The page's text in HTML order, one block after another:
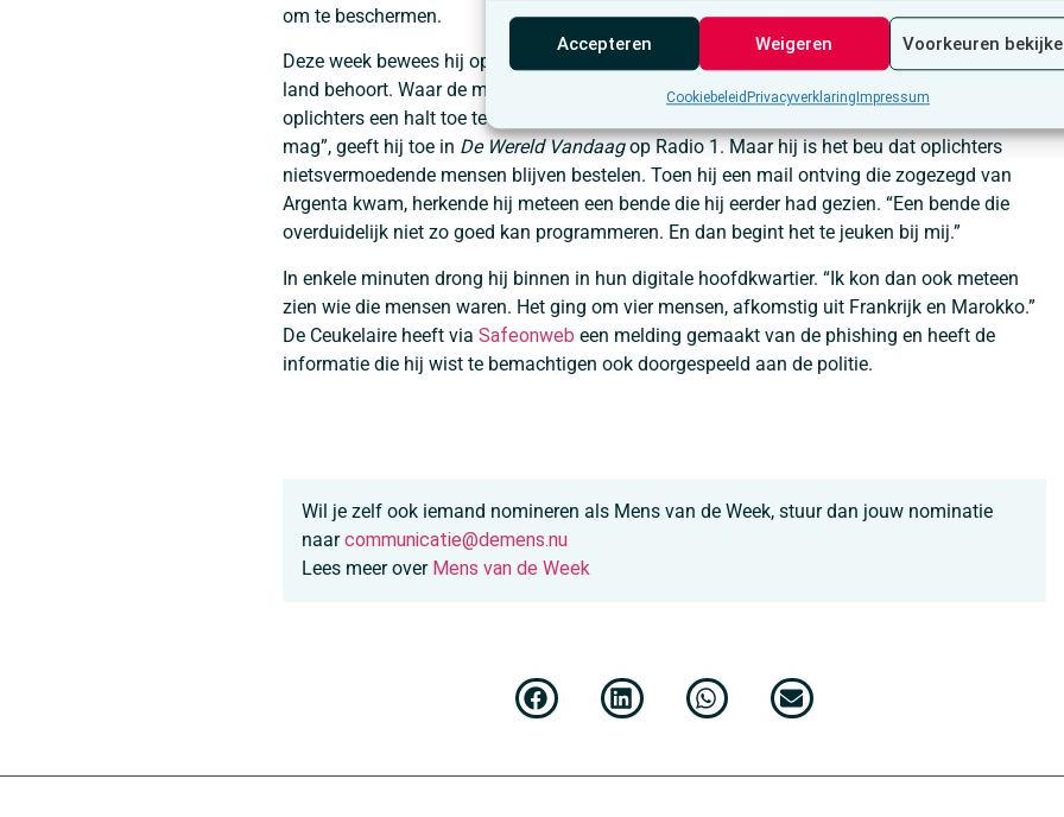
Accepteren Weigeren Voorkeuren
Cookiebeleid Privacyverklaring Impressum
om te beschermen.
Deze week bewees hij opnieuw waarom hij tot de meest gedreven ethische hackers van ons
land behoort. Waar de meesten een phishingmail wegklikken, zag hij een kans om
oplichters een halt toe te roepen. “Wat ik gedaan heb, is eigenlijk op het randje van wat
mag”, geeft hij toe in De Wereld Vandaagop Radio 1. Maar hij is het beu dat oplichters
nietsvermoedende mensen blijven bestelen. Toen hij een mail ontving die zogezegd van
Argenta kwam, herkende hij meteen een bende die hij eerder had gezien. “Een bende die
overduidelijk niet zo goed kan programmeren. En dan begint het te jeuken bij mij.”
In enkele minuten drong hij binnen in hun digitale hoofdkwartier. “Ik kon dan ook meteen
zien wie die mensen waren. Het ging om vier mensen, afkomstig uit Frankrijk en Marokko.”
De Ceukelaire heeft via Safeonweb een melding gemaakt van de phishing en heeft de
informatie die hij wist te bemachtigen ook doorgespeeld aan de politie.
Wil je zelf ook iemand nomineren als Mens van de Week, stuur dan jouw nominatie
naarcommunicatie@demens.nu
Lees meer over Mens van de Week